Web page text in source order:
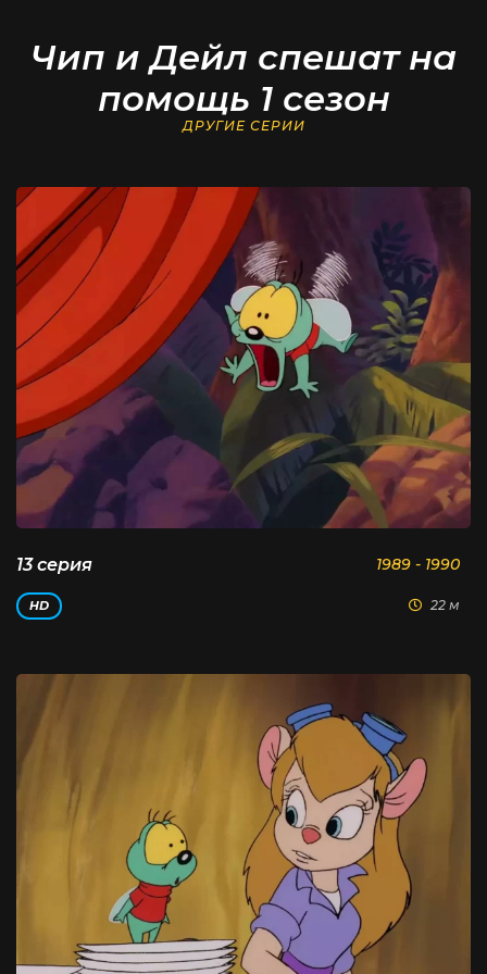
Чип и Дейл спешат на
помощь 1 сезон
ДРУГИЕ СЕРИИ
13 серия 1989 - 1990
HD 22 м